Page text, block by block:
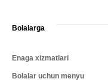
Bolalarga
Enaga xizmatlari
Bolalar uchun menyu